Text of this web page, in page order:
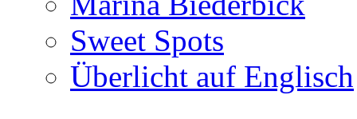
Sweet Spots
Überlicht auf Englisch